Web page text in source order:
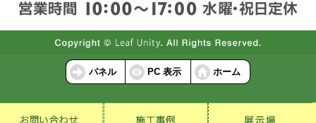
パネル PC 表示 ホーム